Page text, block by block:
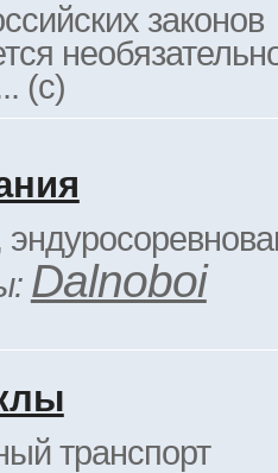
законов
(c)
Dalnoboi
транспорт